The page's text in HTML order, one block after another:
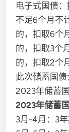
电子式国债
不足6个月不
的，扣取6个
的，扣取3个
的，扣取2个
此次储蓄国
2023年储蓄
2023年储蓄
3月-4月：3年